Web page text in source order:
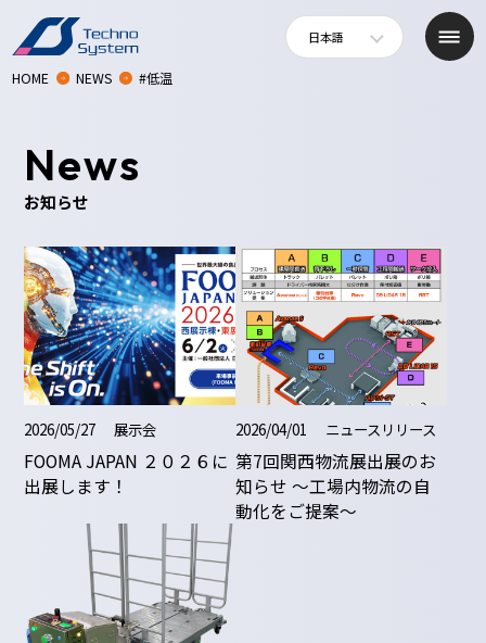
日本語
HOME NEWS #低温
News
お知らせ
2026/05/27 展示会
FOOMA JAPAN ２０２６に
出展します！
2026/04/01 ニュースリリース
第7回関西物流展出展のお
知らせ 〜工場内物流の自
動化をご提案〜